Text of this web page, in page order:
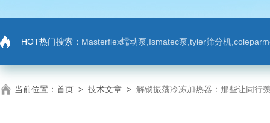
HOT热门搜索： Masterflex蠕动泵,Ismatec泵,tyler筛分机,coleparmer,注射
当前位置： 首页 > 技术文章 > 解锁振荡冷冻加热器：那些让同行